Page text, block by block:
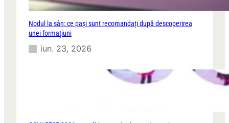
Nodul la sân: ce pași sunt recomandați după descoperirea
unei formațiuni
iun. 23, 2026